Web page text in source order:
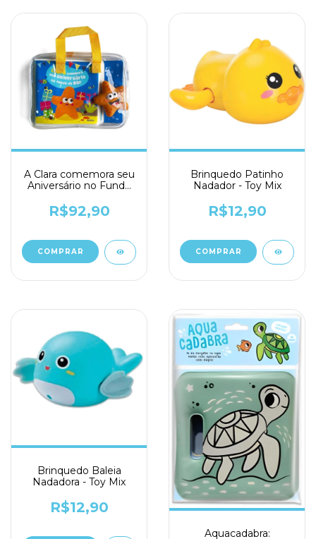
A Clara comemora seu
Aniversário no Fundo
R$92,90
Brinquedo Patinho
Nadador - Toy Mix
R$12,90
Brinquedo Baleia
Nadadora - Toy Mix
R$12,90
Aquacadabra: